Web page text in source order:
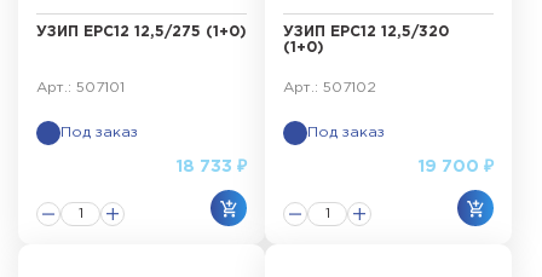
УЗИП ЕРС12 12,5/275 (1+0)
Арт.: 507101
Под заказ
18 733 ₽
УЗИП ЕРС12 12,5/320
(1+0)
Арт.: 507102
Под заказ
19 700 ₽